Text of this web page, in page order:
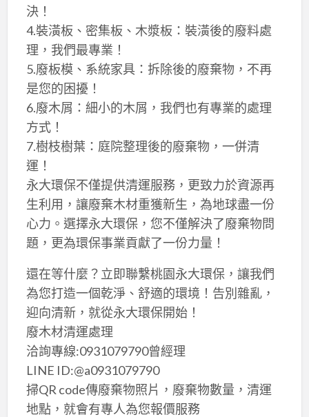
決！
4.裝潢板、密集板、木漿板：裝潢後的廢料處
理，我們最專業！
5.廢板模、系統家具：拆除後的廢棄物，不再
是您的困擾！
6.廢木屑：細小的木屑，我們也有專業的處理
方式！
7.樹枝樹葉：庭院整理後的廢棄物，一併清
運！
永大環保不僅提供清運服務，更致力於資源再
生利用，讓廢棄木材重獲新生，為地球盡一份
心力。選擇永大環保，您不僅解決了廢棄物問
題，更為環保事業貢獻了一份力量！
還在等什麼？立即聯繫桃園永大環保，讓我們
為您打造一個乾淨、舒適的環境！告別雜亂，
迎向清新，就從永大環保開始！
廢木材清運處理
洽詢專線:0931079790曾經理
LINE ID:@a0931079790
掃QR code傳廢棄物照片，廢棄物數量，清運
地點，就會有專人為您報價服務